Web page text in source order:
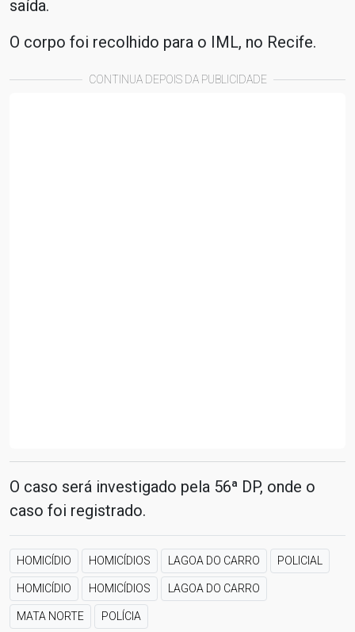
saída.
O corpo foi recolhido para o IML, no Recife.
CONTINUA DEPOIS DA PUBLICIDADE
O caso será investigado pela 56ª DP, onde o
caso foi registrado.
HOMICÍDIO HOMICÍDIOS LAGOA DO CARRO POLICIAL
HOMICÍDIO HOMICÍDIOS LAGOA DO CARRO
MATA NORTE POLÍCIA